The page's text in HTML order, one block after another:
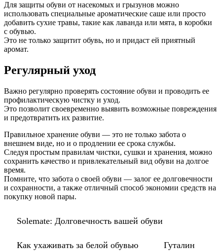
Для защиты обуви от насекомых и грызунов можно
использовать специальные ароматические саше или просто
добавить сухие травы, такие как лаванда или мята, в коробки
с обувью.
Это не только защитит обувь, но и придаст ей приятный
аромат.
Регулярный уход
Важно регулярно проверять состояние обуви и проводить ее
профилактическую чистку и уход.
Это позволит своевременно выявить возможные повреждения
и предотвратить их развитие.
Правильное хранение обуви — это не только забота о
внешнем виде, но и о продлении ее срока службы.
Следуя простым правилам чистки, сушки и хранения, можно
сохранить качество и привлекательный вид обуви на долгое
время.
Помните, что забота о своей обуви — залог ее долговечности
и сохранности, а также отличный способ экономии средств на
покупку новой пары.
Solemate: Долговечность вашей обуви
Как ухаживать за белой обувью Гуталин